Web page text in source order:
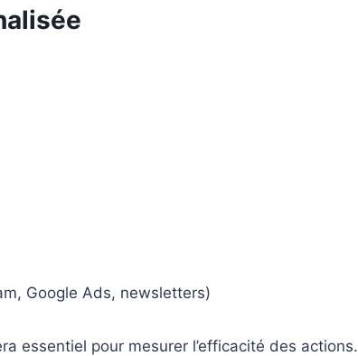
Google Ads, newsletters)
essentiel pour mesurer l’efficacité des actions.